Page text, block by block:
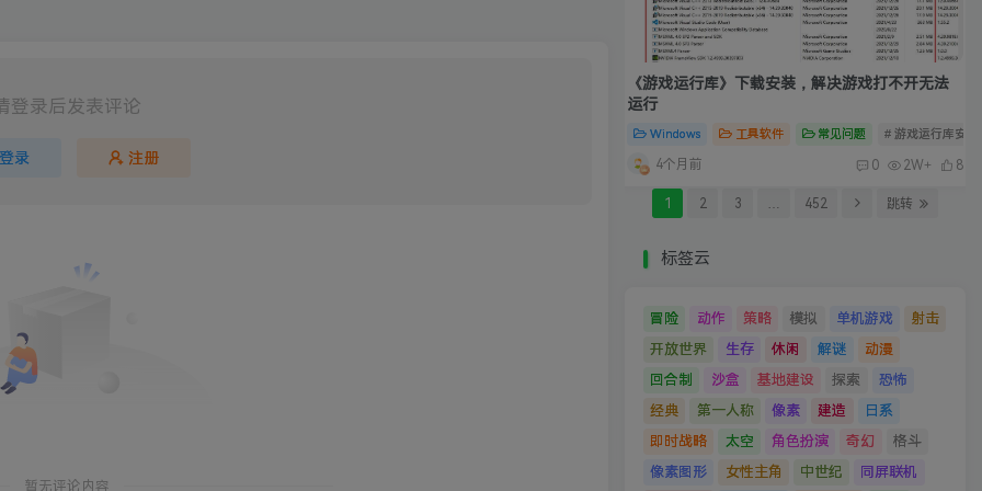
登录后发表评论
登录 注册
暂无评论内容
《游戏运行库》下载安装，解决游戏打不开无法
运行
Windows 工具软件 常见问题 # 游戏运行库安装
4个月前 0 2W+ 8
1 2 3 … 452 跳转
标签云
冒险 动作 策略 模拟 单机游戏
射击
开放世界
生存 休闲 解谜
动漫
回合制
沙盒 基地建设 探索
恐怖
经典
第一人称 像素 建造
日系
即时战略
太空 角色扮演 奇幻
格斗
像素图形
女性主角 中世纪 同屏联机